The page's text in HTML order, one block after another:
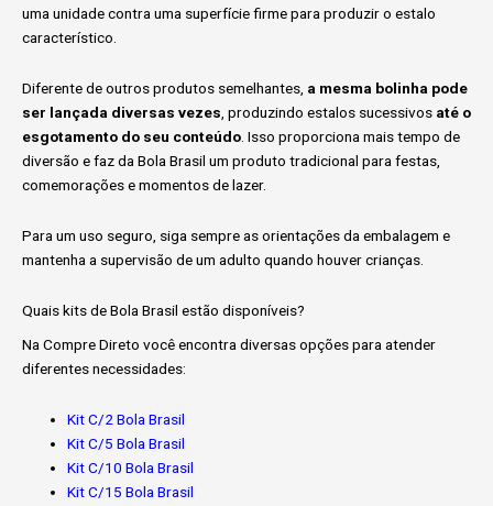
uma unidade contra uma superfície firme para produzir o estalo
característico.
Diferente de outros produtos semelhantes, a mesma bolinha pode
ser lançada diversas vezes , produzindo estalos sucessivos até o
esgotamento do seu conteúdo . Isso proporciona mais tempo de
diversão e faz da Bola Brasil um produto tradicional para festas,
comemorações e momentos de lazer.
Para um uso seguro, siga sempre as orientações da embalagem e
mantenha a supervisão de um adulto quando houver crianças.
Quais kits de Bola Brasil estão disponíveis?
Na Compre Direto você encontra diversas opções para atender
diferentes necessidades:
Kit C/2 Bola Brasil
Kit C/5 Bola Brasil
Kit C/10 Bola Brasil
Kit C/15 Bola Brasil